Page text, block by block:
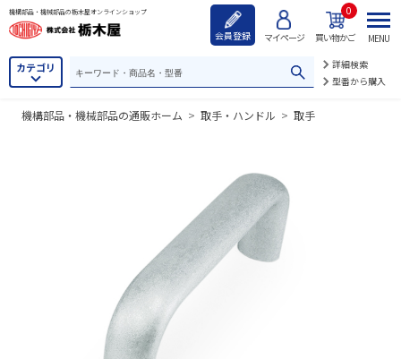
機構部品・機械部品の栃木屋オンラインショップ
会員登録 マイページ 買い物かご
0
カテゴリ
詳細検索
型番から購入
MENU
機構部品・機械部品の通販ホーム > 取手・ハンドル > 取手